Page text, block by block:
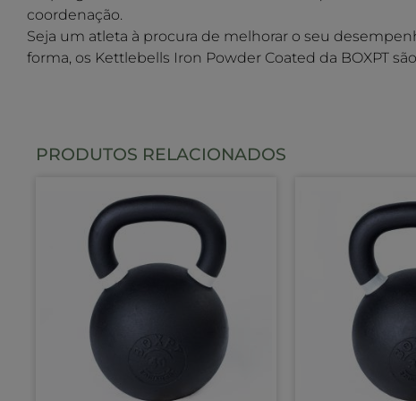
coordenação.
Seja um atleta à procura de melhorar o seu
forma, os Kettlebells Iron Powder Coated da BOXPT
PRODUTOS RELACIONADOS